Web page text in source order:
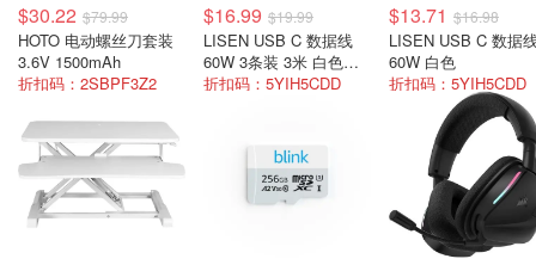
$30.22 $79.99
HOTO 电动螺丝刀套装
3.6V 1500mAh
折扣码：2SBPF3Z2
$16.99 $19.99
LISEN USB C 数据线
60W 3条装 3米 白色快
充
折扣码：5YIH5CDD
$13.71 $16.98
LISEN USB C 数据
60W 白色
折扣码：5YIH5CDD